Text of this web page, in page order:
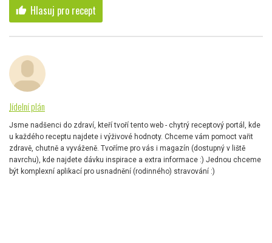
thumb_up Hlasuj pro recept
Jídelní plán
Jsme nadšenci do zdraví, kteří tvoří tento web - chytrý receptový portál, kde
u každého receptu najdete i výživové hodnoty. Chceme vám pomoct vařit
zdravě, chutně a vyváženě. Tvoříme pro vás i magazín (dostupný v liště
navrchu), kde najdete dávku inspirace a extra informace :) Jednou chceme
být komplexní aplikací pro usnadnění (rodinného) stravování :)